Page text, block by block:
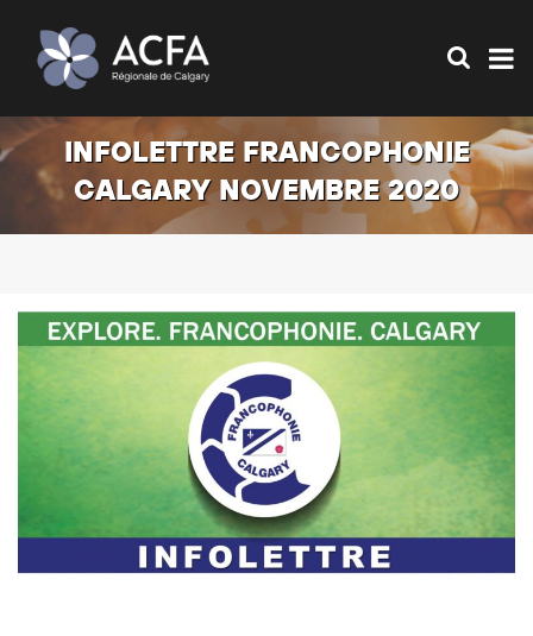
INFOLETTRE FRANCOPHONIE
CALGARY NOVEMBRE 2020